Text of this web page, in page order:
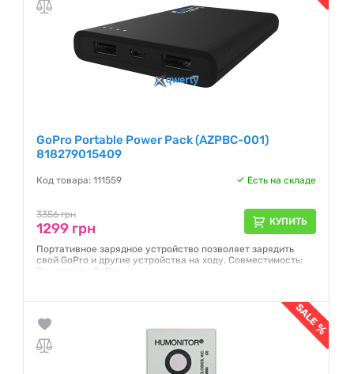
GoPro Portable Power Pack (AZPBC-001)
818279015409
Код товара: 111559 Есть на складе
3356 грн
1299 грн КУПИТЬ
Портативное зарядное устройство позволяет зарядить
свой GoPro и другие устройства на ходу. Совместимость:
Все камеры GoPro